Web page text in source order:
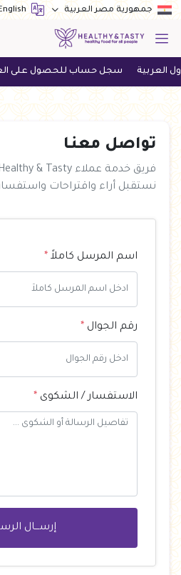
سجل حساب للحصول على
تواصل معنـا
فريق خدمة عملاء Healthy & Tasty في خدمتكم
نستقبل أراء واقتراحات واستفسارات
اسم المرسل كاملاً *
رقم الجوال *
الاستفسار / الشكوى *
إرســـال